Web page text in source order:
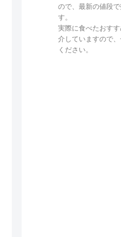
ので、最新の値段
す。
実際に食べたおす
介していますので
ください。